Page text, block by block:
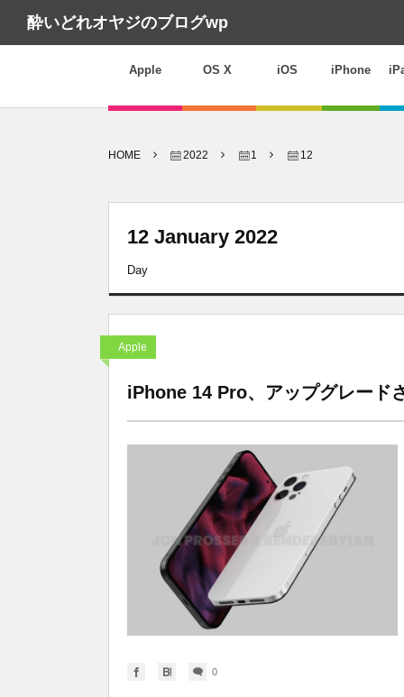
酔いどれオヤジのブログwp
Apple OS X iOS iPhone
HOME 2022 1 12
12 January 2022
Day
Apple
iPhone 14 Pro、アップグレード
0